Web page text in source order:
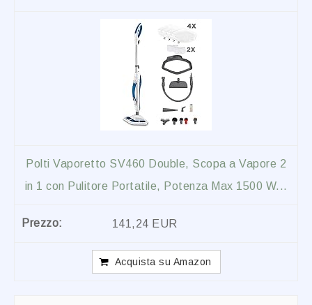
Polti Vaporetto SV460 Double, Scopa a Vapore 2
in 1 con Pulitore Portatile, Potenza Max 1500 W...
141,24 EUR
Acquista su Amazon